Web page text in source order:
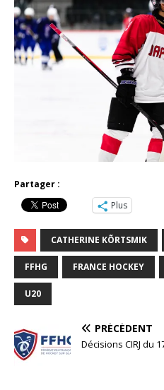
Partager :
Plus
CATHERINE KÕRTSMIK
FFHG FRANCE HOCKEY
U20
PRÉCÉDENT
Décisions CIRJ du